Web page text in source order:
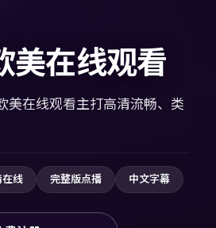
美在线观看
美在线观看主打高清流畅、类
线 完整版点播 中文字幕